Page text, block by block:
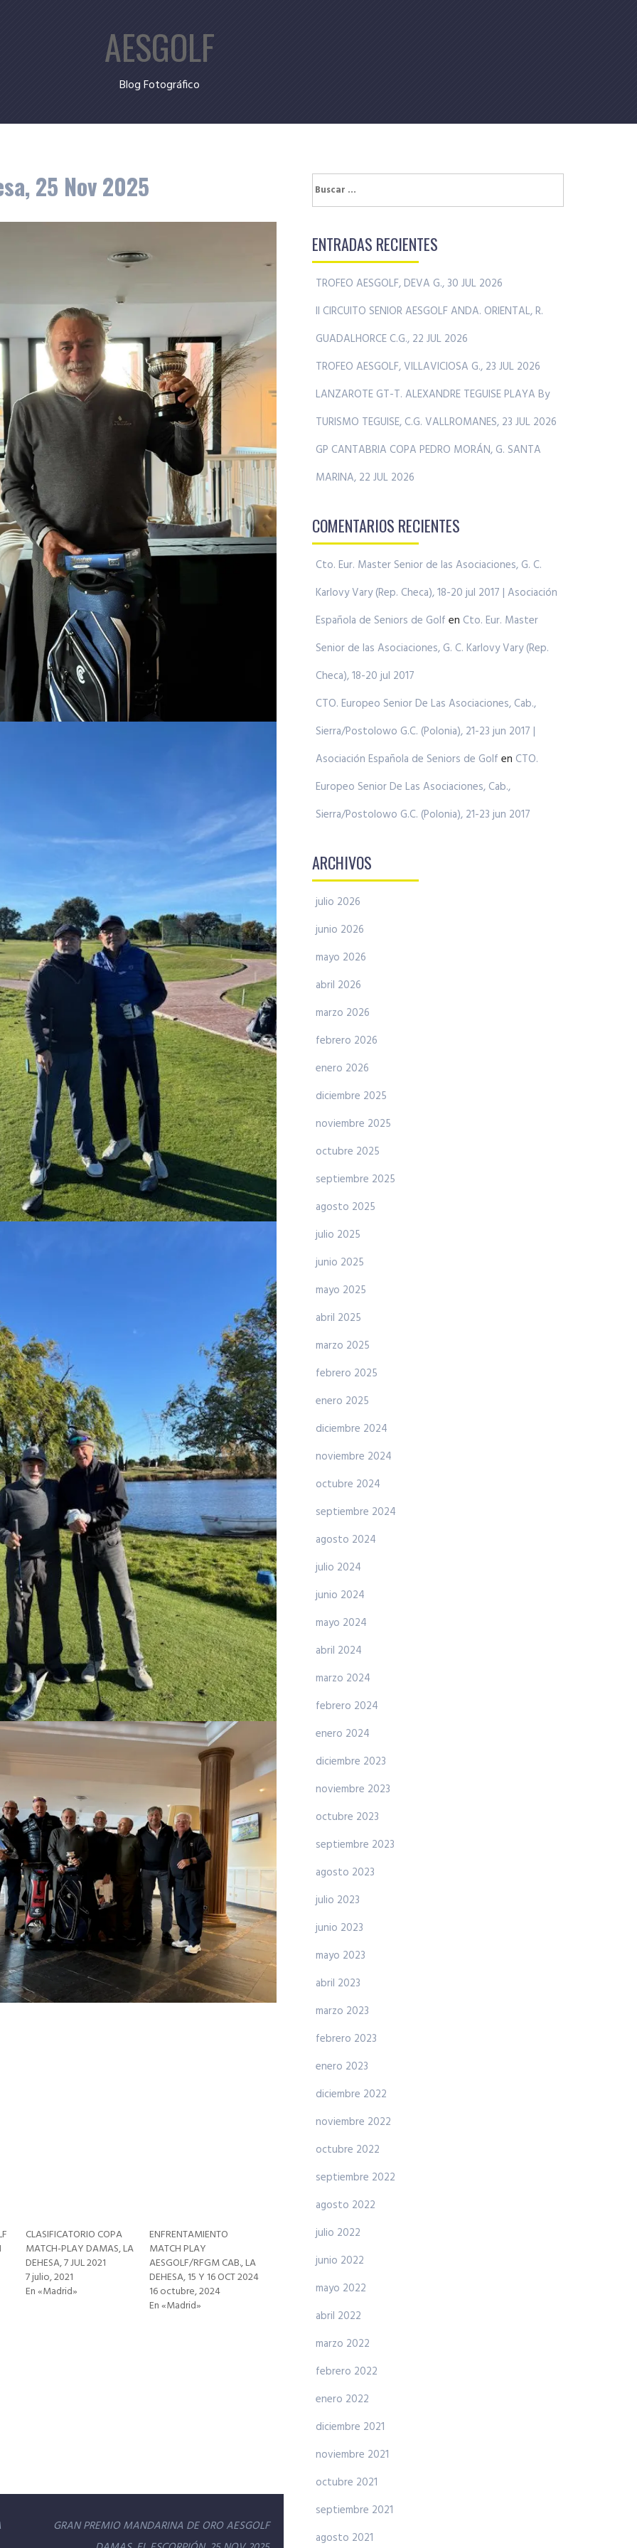
AESGOLF
Blog Fotográfico
25 Nov 2025
CLASIFICATORIO COPA
MATCH-PLAY DAMAS, LA
DEHESA, 7 JUL 2021
7 julio, 2021
En «Madrid»
ENFRENTAMIENTO
MATCH PLAY
AESGOLF/RFGM CAB., LA
DEHESA, 15 Y 16 OCT 2024
16 octubre, 2024
En «Madrid»
GRAN PREMIO MANDARINA DE ORO AESGOLF
Buscar:
ENTRADAS RECIENTES
TROFEO AESGOLF, DEVA G., 30 JUL 2026
II CIRCUITO SENIOR AESGOLF ANDA. ORIENTAL, R.
GUADALHORCE C.G., 22 JUL 2026
TROFEO AESGOLF, VILLAVICIOSA G., 23 JUL 2026
LANZAROTE GT-T. ALEXANDRE TEGUISE PLAYA By
TURISMO TEGUISE, C.G. VALLROMANES, 23 JUL 2026
GP CANTABRIA COPA PEDRO MORÁN, G. SANTA
MARINA, 22 JUL 2026
COMENTARIOS RECIENTES
Cto. Eur. Master Senior de las Asociaciones, G. C.
Karlovy Vary (Rep. Checa), 18-20 jul 2017 | Asociación
Española de Seniors de Golf en Cto. Eur. Master
Senior de las Asociaciones, G. C. Karlovy Vary (Rep.
Checa), 18-20 jul 2017
CTO. Europeo Senior De Las Asociaciones, Cab.,
Sierra/Postolowo G.C. (Polonia), 21-23 jun 2017 |
Asociación Española de Seniors de Golf en CTO.
Europeo Senior De Las Asociaciones, Cab.,
Sierra/Postolowo G.C. (Polonia), 21-23 jun 2017
ARCHIVOS
julio 2026
junio 2026
mayo 2026
abril 2026
marzo 2026
febrero 2026
enero 2026
diciembre 2025
noviembre 2025
octubre 2025
septiembre 2025
agosto 2025
julio 2025
junio 2025
mayo 2025
abril 2025
marzo 2025
febrero 2025
enero 2025
diciembre 2024
noviembre 2024
octubre 2024
septiembre 2024
agosto 2024
julio 2024
junio 2024
mayo 2024
abril 2024
marzo 2024
febrero 2024
enero 2024
diciembre 2023
noviembre 2023
octubre 2023
septiembre 2023
agosto 2023
julio 2023
junio 2023
mayo 2023
abril 2023
marzo 2023
febrero 2023
enero 2023
diciembre 2022
noviembre 2022
octubre 2022
septiembre 2022
agosto 2022
julio 2022
junio 2022
mayo 2022
abril 2022
marzo 2022
febrero 2022
enero 2022
diciembre 2021
noviembre 2021
octubre 2021
septiembre 2021
agosto 2021